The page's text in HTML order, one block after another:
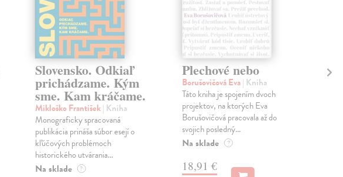
Slovensko. Odkiaľ
prichádzame. Kým
sme. Kam kráčame.
Mikloško František| Kniha
Monograficky spracovaná
publikácia prináša súbor esejí o
kľúčových problémoch
historického utvárania...
Na sklade ?
Plechové nebo
Borušovičová Eva| Kniha
Táto kniha je spojením dvoch
projektov, na ktorých Eva
Borušovičová pracovala až do
svojich posledný...
Na sklade ?
18,91 €